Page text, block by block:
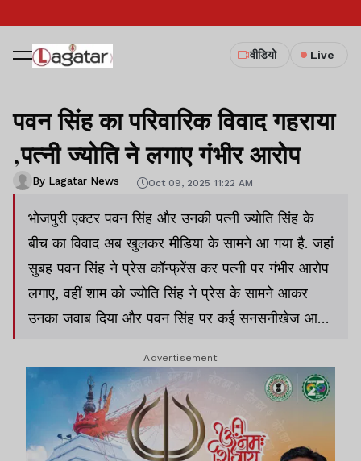
वीडियो Live
पवन सिंह का परिवारिक विवाद गहराया
,पत्नी ज्योति ने लगाए गंभीर आरोप
By Lagatar News Oct 09, 2025 11:22 AM
भोजपुरी एक्टर पवन सिंह और उनकी पत्नी ज्योति सिंह के
बीच का विवाद अब खुलकर मीडिया के सामने आ गया है. जहां
सुबह पवन सिंह ने प्रेस कॉन्फ्रेंस कर पत्नी पर गंभीर आरोप
लगाए, वहीं शाम को ज्योति सिंह ने प्रेस के सामने आकर
उनका जवाब दिया और पवन सिंह पर कई सनसनीखेज आरोप
Advertisement